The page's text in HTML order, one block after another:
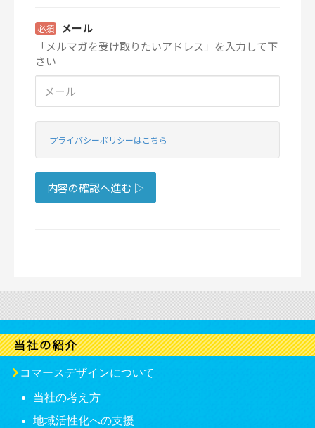
コマースデザインについて
当社の考え方
地域活性化への支援